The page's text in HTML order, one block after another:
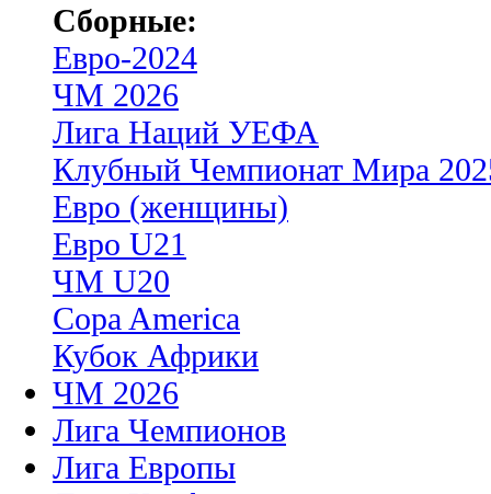
Сборные:
Евро-2024
ЧМ 2026
Лига Наций УЕФА
Клубный Чемпионат Мира
Евро (женщины)
Евро U21
ЧМ U20
Copa America
Кубок Африки
ЧМ 2026
Лига Чемпионов
Лига Европы